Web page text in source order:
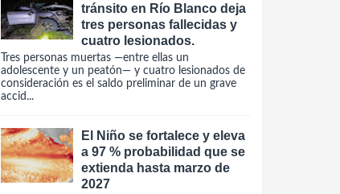
tránsito en Río Blanco deja
tres personas fallecidas y
cuatro lesionados.
Tres personas muertas —entre ellas un
adolescente y un peatón— y cuatro lesionados de
consideración es el saldo preliminar de un grave
accid...
El Niño se fortalece y eleva
a 97 % probabilidad que se
extienda hasta marzo de
2027